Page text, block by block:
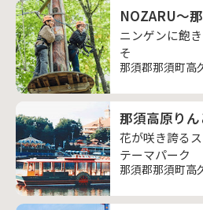
ニンゲンに飽
そ
花が咲き誇る
テーマパーク
那須郡那須町高